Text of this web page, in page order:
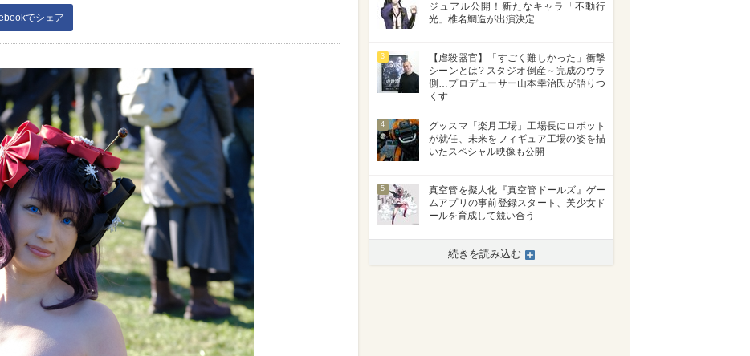
でシェア
ジュアル公開！新たなキャラ「不動行
光」椎名鯛造が出演決定
3
【虐殺器官】「すごく難しかった」衝撃
シーンとは? スタジオ倒産～完成のウラ
側…プロデューサー山本幸治氏が語りつ
くす
4
グッスマ「楽月工場」工場長にロボット
が就任、未来をフィギュア工場の姿を描
いたスペシャル映像も公開
5
真空管を擬人化『真空管ドールズ』ゲー
ムアプリの事前登録スタート、美少女ド
ールを育成して競い合う
続きを読み込む